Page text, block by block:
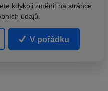
kdykoli změnit na stránce
údajů.
V pořádku